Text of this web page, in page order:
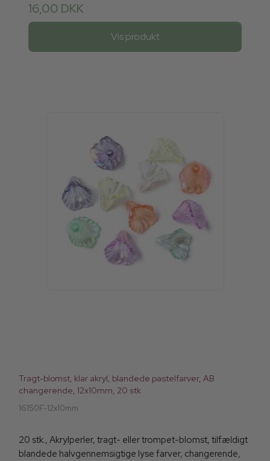
16,00 DKK
Vis produkt
Tragt-blomst, klar akryl, blandede pastelfarver, AB
changerende, 12x10mm, 20 stk
16150F-12x10mm
20 stk., Akrylperler, tragt- eller trompet-blomst, tilfældigt
blandede halvgennemsigtige lyse farver, changerende,